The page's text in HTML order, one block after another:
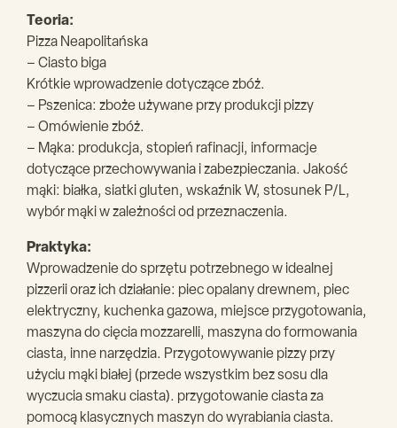
Teoria:
Pizza Neapolitańska
– Ciasto biga
Krótkie wprowadzenie dotyczące zbóż.
– Pszenica: zboże używane przy produkcji pizzy
– Omówienie zbóż.
– Mąka: produkcja, stopień rafinacji, informacje
dotyczące przechowywania i zabezpieczania. Jakość
mąki: białka, siatki gluten, wskaźnik W, stosunek P/L,
wybór mąki w zależności od przeznaczenia.
Praktyka:
Wprowadzenie do sprzętu potrzebnego w idealnej
pizzerii oraz ich działanie: piec opalany drewnem, piec
elektryczny, kuchenka gazowa, miejsce przygotowania,
maszyna do cięcia mozzarelli, maszyna do formowania
ciasta, inne narzędzia. Przygotowywanie pizzy przy
użyciu mąki białej (przede wszystkim bez sosu dla
wyczucia smaku ciasta). przygotowanie ciasta za
pomocą klasycznych maszyn do wyrabiania ciasta.